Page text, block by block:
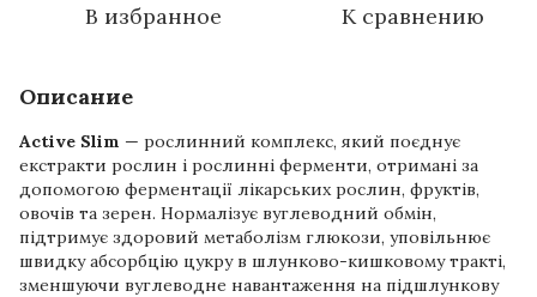
В избранное К сравнению
Описание
Active Slim — рослинний комплекс, який поєднує
екстракти рослин і рослинні ферменти, отримані за
допомогою ферментації лікарських рослин, фруктів,
овочів та зерен. Нормалізує вуглеводний обмін,
підтримує здоровий метаболізм глюкози, уповільнює
швидку абсорбцію цукру в шлунково-кишковому тракті,
зменшуючи вуглеводне навантаження на підшлункову